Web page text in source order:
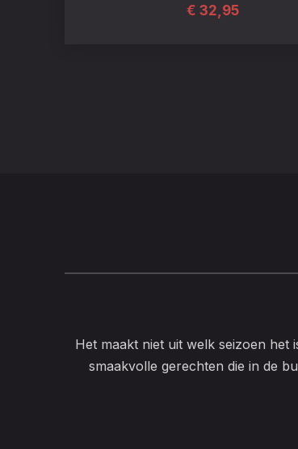
€ 32,95
Het maakt niet uit welk seizoen
smaakvolle gerechten die in de